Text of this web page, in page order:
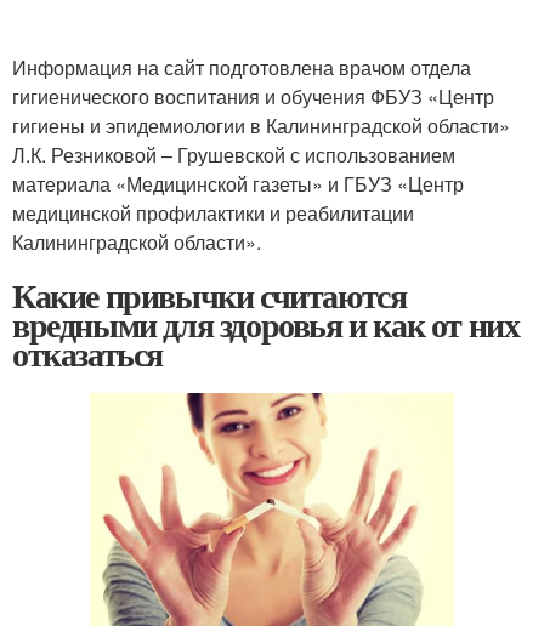
Информация на сайт подготовлена врачом отдела
гигиенического воспитания и обучения ФБУЗ «Центр
гигиены и эпидемиологии в Калининградской области»
Л.К. Резниковой – Грушевской с использованием
материала «Медицинской газеты» и ГБУЗ «Центр
медицинской профилактики и реабилитации
Калининградской области».
Какие привычки считаются
вредными для здоровья и как от них
отказаться